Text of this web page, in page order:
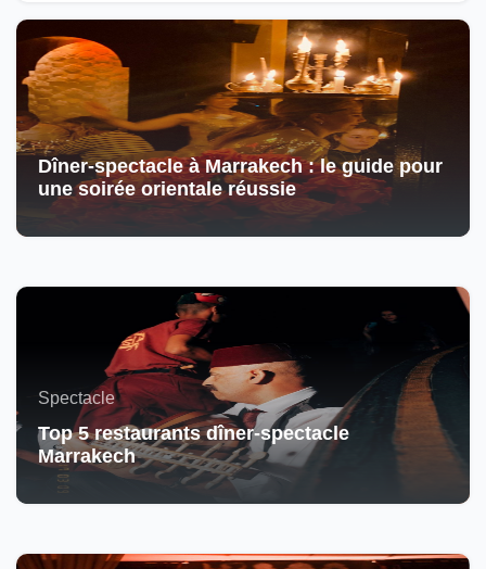
Dîner-spectacle à Marrakech : le guide pour
une soirée orientale réussie
Spectacle
Top 5 restaurants dîner-spectacle
Marrakech